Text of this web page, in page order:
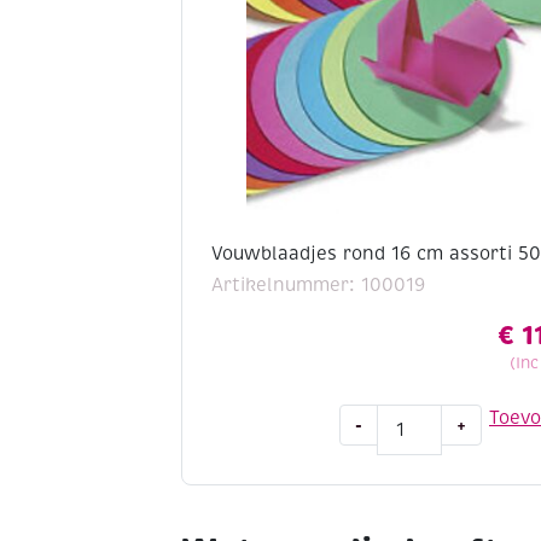
100
aantal
Vouwblaadjes rond 16 cm assorti
Artikelnummer: 100019
€
-
rond
+